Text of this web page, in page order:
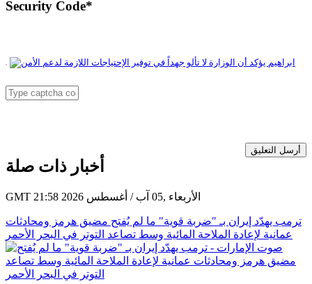
Security Code*
أرسل التعليق
أخبار ذات صلة
GMT 21:58 2026 الأربعاء ,05 آب / أغسطس
ترمب يهدّد إيران بـ "ضربة قوية" ما لم يُفتح مضيق هرمز ومحادثات
عمانية لإعادة الملاحة المائية وسط تصاعد التوتر في البحر الأحمر